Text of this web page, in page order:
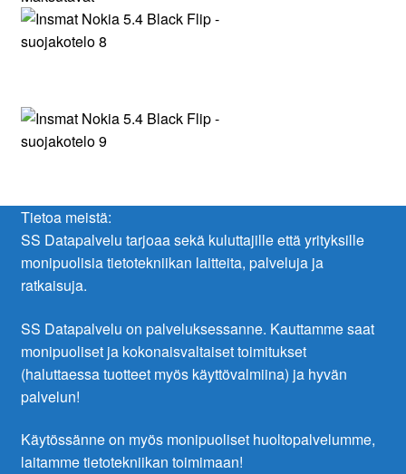
Tietoa meistä:
SS Datapalvelu tarjoaa sekä kuluttajille että yrityksille
monipuolisia tietotekniikan laitteita, palveluja ja
ratkaisuja.
SS Datapalvelu on palveluksessanne. Kauttamme saat
monipuoliset ja kokonaisvaltaiset toimitukset
(haluttaessa tuotteet myös käyttövalmiina) ja hyvän
palvelun!
Käytössänne on myös monipuoliset huoltopalvelumme,
laitamme tietotekniikan toimimaan!